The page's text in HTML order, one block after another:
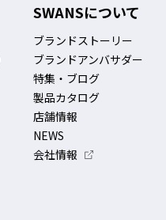
SWANSについて
ブランドストーリー
ブランドアンバサダー
特集・ブログ
製品カタログ
店舗情報
NEWS
会社情報